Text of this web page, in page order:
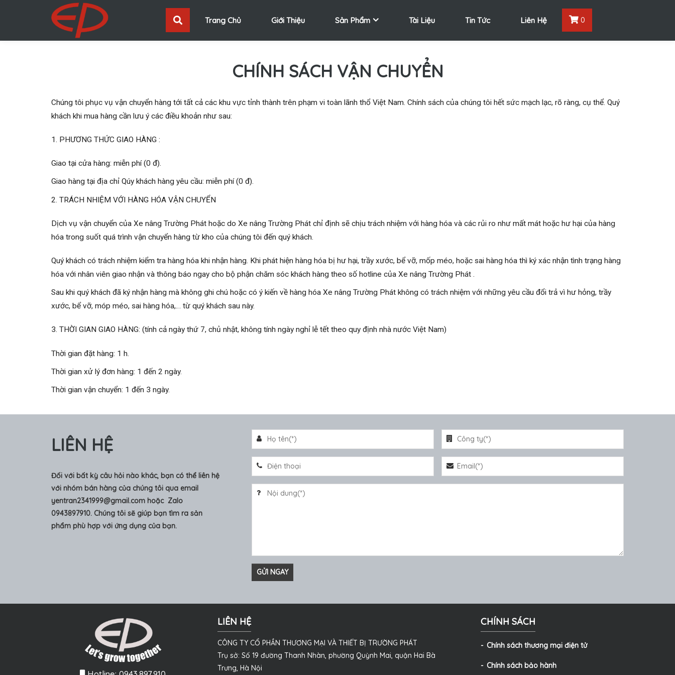
Trang Chủ Giới Thiệu Sản Phẩm Tài Liệu Tin Tức Liên Hệ 0
CHÍNH SÁCH VẬN CHUYỂN
Chúng tôi phục vụ vận chuyển hàng tới tất cả các khu vực tỉnh thành trên phạm vi toàn lãnh thổ Việt Nam. Chính sách của chúng tôi hết sức mạch lạc, rõ ràng, cụ thể. Quý
khách khi mua hàng cần lưu ý các điều khoản như sau:
1. PHƯƠNG THỨC GIAO HÀNG :
Giao tại cửa hàng: miễn phí (0 đ).
Giao hàng tại địa chỉ Qúy khách hàng yêu cầu: miễn phí (0 đ).
2. TRÁCH NHIỆM VỚI HÀNG HÓA VẬN CHUYỂN
Dịch vụ vận chuyển của Xe nâng Trường Phát hoặc do Xe nâng Trường Phát chỉ định sẽ chịu trách nhiệm với hàng hóa và các rủi ro như mất mát hoặc hư hại của hàng
hóa trong suốt quá trình vận chuyển hàng từ kho của chúng tôi đến quý khách.
Quý khách có trách nhiệm kiểm tra hàng hóa khi nhận hàng. Khi phát hiện hàng hóa bị hư hại, trầy xước, bể vỡ, mốp méo, hoặc sai hàng hóa thì ký xác nhận tình trạng hàng
hóa với nhân viên giao nhận và thông báo ngay cho bộ phận chăm sóc khách hàng theo số hotline của Xe nâng Trường Phát .
Sau khi quý khách đã ký nhận hàng mà không ghi chú hoặc có ý kiến về hàng hóa Xe nâng Trường Phát không có trách nhiệm với những yêu cầu đổi trả vì hư hỏng, trầy
xước, bể vỡ, móp méo, sai hàng hóa,… từ quý khách sau này.
3. THỜI GIAN GIAO HÀNG: (tính cả ngày thứ 7, chủ nhật, không tính ngày nghỉ lễ tết theo quy định nhà nước Việt Nam)
Thời gian đặt hàng: 1 h.
Thời gian xử lý đơn hàng: 1 đến 2 ngày.
Thời gian vận chuyển: 1 đến 3 ngày.
LIÊN HỆ
Đối với bất kỳ câu hỏi nào khác, bạn có thể liên hệ
với nhóm bán hàng của chúng tôi qua email
yentran2341999@gmail.com hoặc Zalo
0943897910. Chúng tôi sẽ giúp bạn tìm ra sản
phẩm phù hợp với ứng dụng của bạn.
LIÊN HỆ
CÔNG TY CỔ PHẦN THƯƠNG MẠI VÀ THIẾT BỊ TRƯỜNG PHÁT
Trụ sở: Số 19 đường Thanh Nhàn, phường Quỳnh Mai, quận Hai Bà
Trưng, Hà Nội
CHÍNH SÁCH
Chính sách thương mại điện tử
Chính sách bảo hành